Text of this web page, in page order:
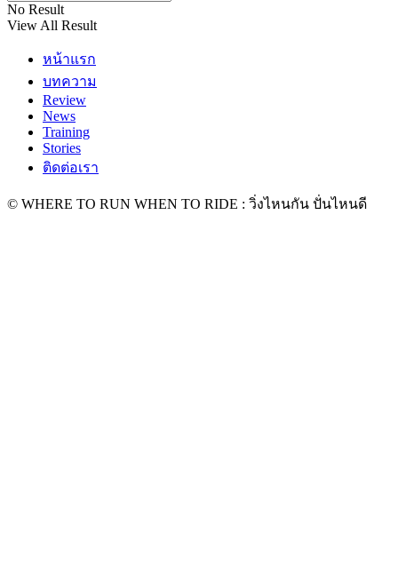
No Result
View All Result
หน้าแรก
บทความ
Review
News
Training
Stories
ติดต่อเรา
© WHERE TO RUN WHEN TO RIDE : วิ่งไหนกัน ปั่นไหนดี